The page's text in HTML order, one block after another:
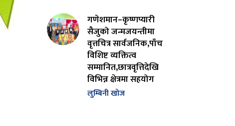
गणेशमान–कृष्णप्यारी
सैजुको जन्मजयन्तीमा
वृत्तचित्र सार्वजनिक,पाँच
विशिष्ट व्यक्तित्व
सम्मानित,छात्रवृत्तिदेखि
विभिन्न क्षेत्रमा सहयोग
लुम्बिनी खोज